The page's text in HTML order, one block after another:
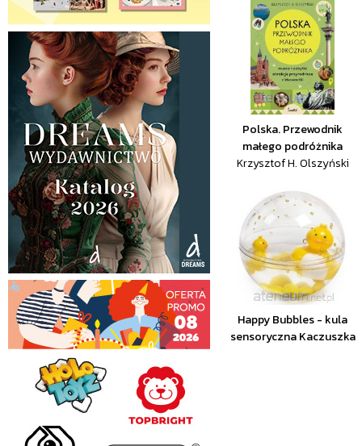
Polska. Przewodnik
małego podróżnika
Krzysztof H. Olszyński
Happy Bubbles - kula
sensoryczna Kaczuszka